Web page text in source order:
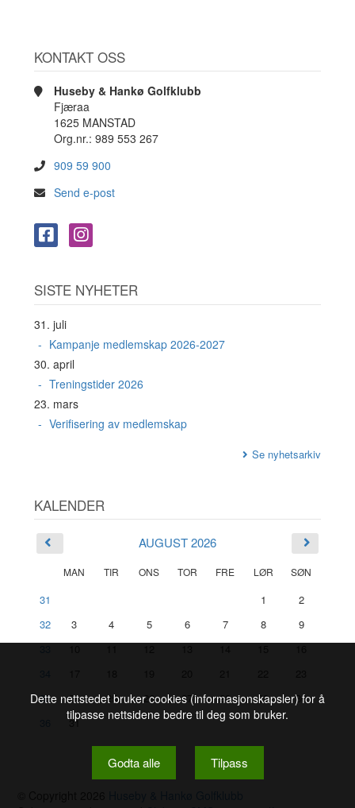
KONTAKT OSS
Huseby & Hankø Golfklubb
Fjæraa
1625 MANSTAD
Org.nr.: 989 553 267
909 59 900
Send e-post
SISTE NYHETER
31. juli
Kampanje medlemskap 2026-2027
30. april
Treningstider 2026
23. mars
Verifisering av medlemskap
Se nyhetsarkiv
KALENDER
AUGUST 2026
MAN TIR ONS TOR FRE LØR SØN
31 1
2
32
3 4 5 6 7 8
9
35
24 25 26 27 28 29
30
31
Dette nettstedet bruker cookies (informasjonskapsler) for å
tilpasse nettsidene bedre til deg som bruker.
Godta alle Tilpass